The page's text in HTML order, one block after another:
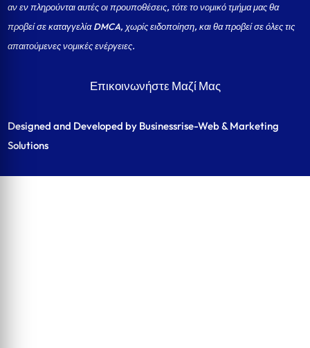
αν εν πληρούνται αυτές οι προυποθέσεις, τότε το νομικό τμήμα μας θα
προβεί σε καταγγελία DMCA, χωρίς ειδοποίηση, και θα προβεί σε όλες τις
απαιτούμενες νομικές ενέργειες.
Επικοινωνήστε Μαζί Μας
Designed and Developed by Businessrise-Web & Marketing
Solutions